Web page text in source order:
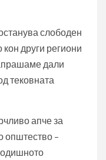
слободен
други региони
дали
тековната
апче за
општество –